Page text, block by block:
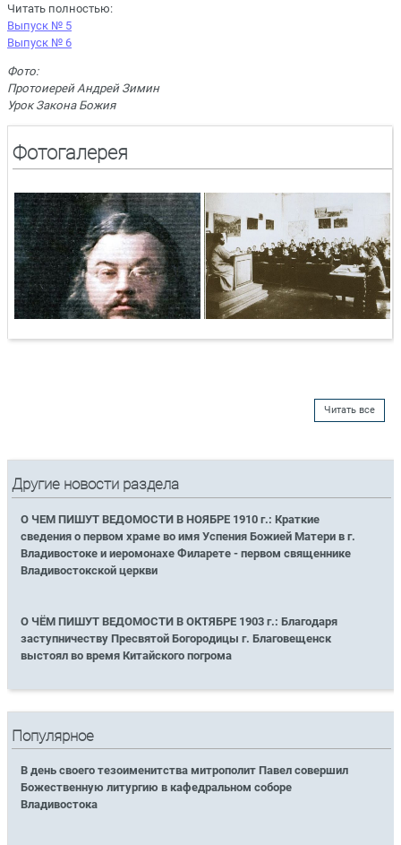
Читать полностью:
Выпуск № 5
Выпуск № 6
Фото:
Протоиерей Андрей Зимин
Урок Закона Божия
Фотогалерея
Читать все
Другие новости раздела
О ЧЕМ ПИШУТ ВЕДОМОСТИ В НОЯБРЕ 1910 г.: Краткие
сведения о первом храме во имя Успения Божией Матери в г.
Владивостоке и иеромонахе Филарете - первом священнике
Владивостокской церкви
О ЧЁМ ПИШУТ ВЕДОМОСТИ В ОКТЯБРЕ 1903 г.: Благодаря
заступничеству Пресвятой Богородицы г. Благовещенск
выстоял во время Китайского погрома
Популярное
В день своего тезоименитства митрополит Павел совершил
Божественную литургию в кафедральном соборе
Владивостока